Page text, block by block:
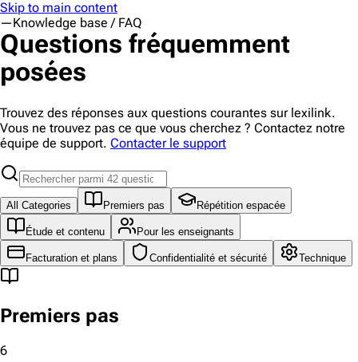
Skip to main content
—Knowledge base / FAQ
Questions fréquemment
posées
Trouvez des réponses aux questions courantes sur lexilink.
Vous ne trouvez pas ce que vous cherchez ? Contactez notre
équipe de support. Contacter le support
All Categories Premiers pas Répétition espacée
Étude et contenu Pour les enseignants
Facturation et plans Confidentialité et sécurité Technique
Premiers pas
6